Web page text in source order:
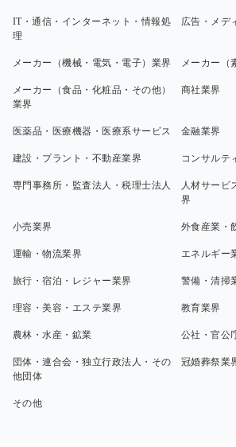
IT・通信・インターネット・情報処
理
広告・メデ
メーカー（機械・電気・電子）業界 メーカー（
メーカー（食品・化粧品・その他）
業界
商社業界
医薬品・医療機器・医療系サービス 金融業界
建設・プラント・不動産業界 コンサルテ
専門事務所・監査法人・税理士法人
人材サービ
界
小売業界 外食産業・
運輸・物流業界 エネルギー
旅行・宿泊・レジャー業界 警備・清掃
理容・美容・エステ業界 教育業界
農林・水産・鉱業 公社・官公
団体・連合会・独立行政法人・その
他団体
冠婚葬祭業
その他